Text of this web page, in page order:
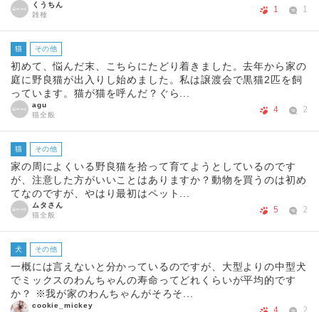
くうちん
雑種
1 1
猫 その他
初めて、悩んだ末、こちらにたどり着きました。去年から家の
庭に野良猫が出入りし始めました。私は譲渡会で黒猫2匹を飼
っています。猫が猫を呼んだ？ぐら...
agu
猫全般
4 2
猫 その他
家の周によくいる野良猫を拾って育てようとしているのです
が、注意した方がいいことはありますか？動物を買うのは初め
てなのですが、やはり最初はペット...
ムタさん
猫全般
5 2
犬 その他
一概には言えないと分かっているのですが、大型よりの中型犬
でミックスのわんちゃんの寿命ってどれくらいが平均的です
か？ ※我が家のわんちゃんがそろそ...
cookie_mickey